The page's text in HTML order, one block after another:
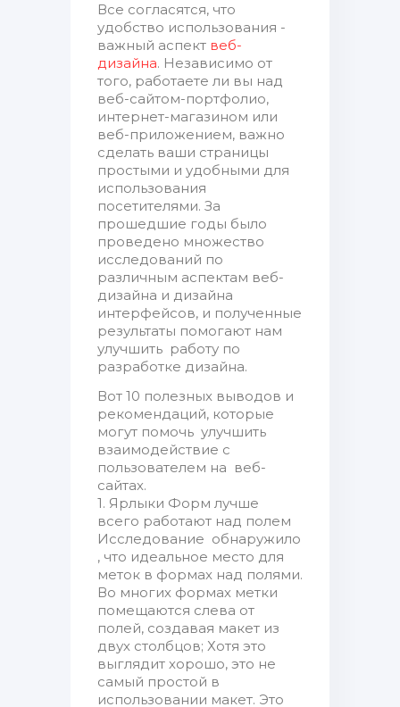
Все согласятся, что
удобство использования -
важный аспект веб-
дизайна. Независимо от
того, работаете ли вы над
веб-сайтом-портфолио,
интернет-магазином или
веб-приложением, важно
сделать ваши страницы
простыми и удобными для
использования
посетителями. За
прошедшие годы было
проведено множество
исследований по
различным аспектам веб-
дизайна и дизайна
интерфейсов, и полученные
результаты помогают нам
улучшить работу по
разработке дизайна.
Вот 10 полезных выводов и
рекомендаций, которые
могут помочь улучшить
взаимодействие с
пользователем на веб-
сайтах.
1. Ярлыки Форм лучше
всего работают над полем
Исследование обнаружило
, что идеальное место для
меток в формах над полями.
Во многих формах метки
помещаются слева от
полей, создавая макет из
двух столбцов; Хотя это
выглядит хорошо, это не
самый простой в
использовании макет. Это